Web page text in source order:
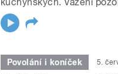
Povolání i koníček 5.